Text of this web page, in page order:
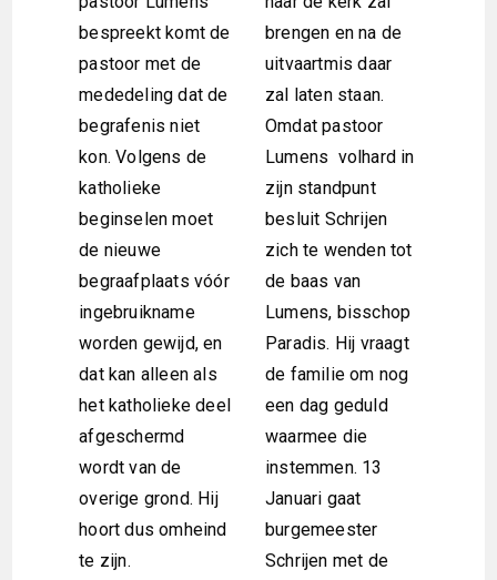
bespreekt komt de
pastoor met de
mededeling dat de
begrafenis niet
kon. Volgens de
katholieke
beginselen moet
de nieuwe
begraafplaats vóór
ingebruikname
worden gewijd, en
dat kan alleen als
het katholieke deel
afgeschermd
wordt van de
overige grond. Hij
hoort dus omheind
te zijn.
brengen en na de
uitvaartmis daar
zal laten staan.
Omdat pastoor
Lumens volhard in
zijn standpunt
besluit Schrijen
zich te wenden tot
de baas van
Lumens, bisschop
Paradis. Hij vraagt
de familie om nog
een dag geduld
waarmee die
instemmen. 13
Januari gaat
burgemeester
Schrijen met de